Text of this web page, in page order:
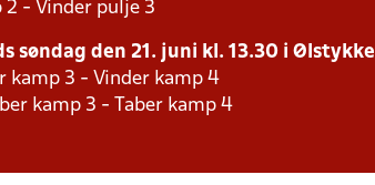
2 - Vinder pulje 3
søndag den 21. juni kl. 13.30 i Ølstykke
kamp 3 - Vinder kamp 4
kamp 3 - Taber kamp 4